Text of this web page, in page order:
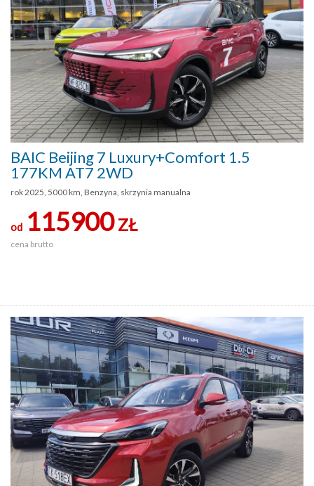
BAIC Beijing 7 Luxury+Comfort 1.5
177KM AT7 2WD
rok 2025, 5000 km, Benzyna, skrzynia manualna
od 115900ZŁ
cena brutto